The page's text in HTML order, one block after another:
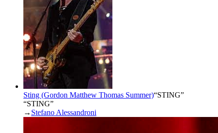
Sting (Gordon Matthew Thomas Summer)“STING”
“STING”
→ Stefano Alessandroni